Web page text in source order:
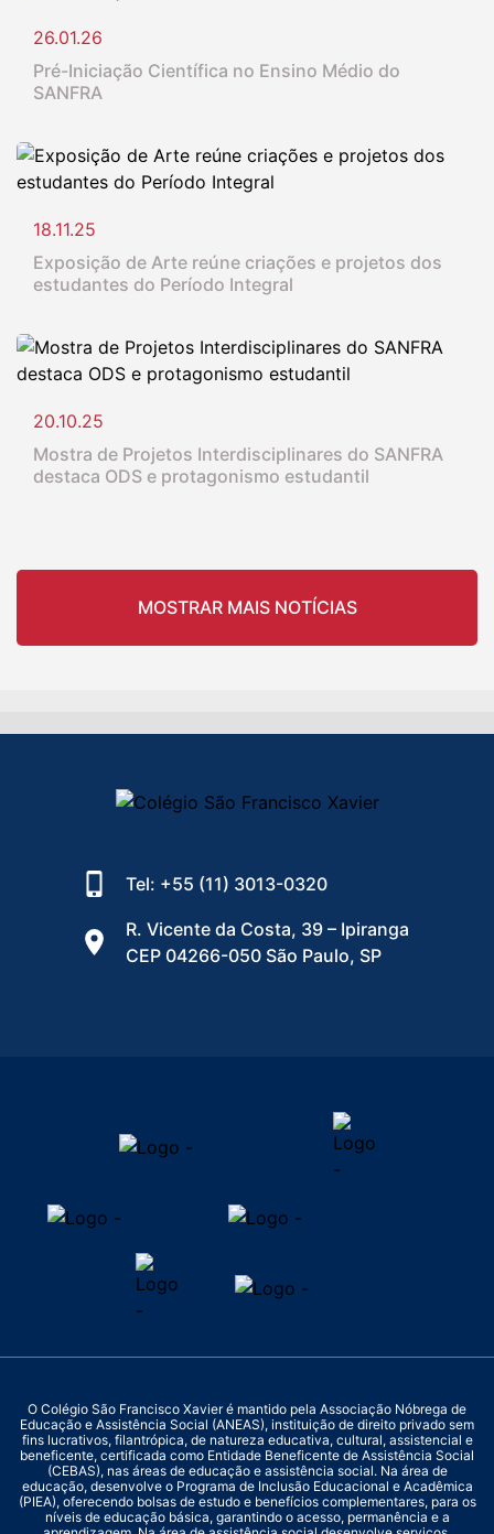
26.01.26
Pré-Iniciação Científica no Ensino Médio do
SANFRA
18.11.25
Exposição de Arte reúne criações e projetos dos
estudantes do Período Integral
20.10.25
Mostra de Projetos Interdisciplinares do SANFRA
destaca ODS e protagonismo estudantil
MOSTRAR MAIS NOTÍCIAS
Tel: +55 (11) 3013-0320
R. Vicente da Costa, 39 – Ipiranga
CEP 04266-050 São Paulo, SP
O Colégio São Francisco Xavier é mantido pela Associação Nóbrega de
Educação e Assistência Social (ANEAS), instituição de direito privado sem
fins lucrativos, filantrópica, de natureza educativa, cultural, assistencial e
beneficente, certificada como Entidade Beneficente de Assistência Social
(CEBAS), nas áreas de educação e assistência social. Na área de
educação, desenvolve o Programa de Inclusão Educacional e Acadêmica
(PIEA), oferecendo bolsas de estudo e benefícios complementares, para os
níveis de educação básica, garantindo o acesso, permanência e a